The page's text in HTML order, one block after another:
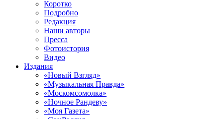
Коротко
Подробно
Редакция
Наши авторы
Пресса
Фотоистория
Видео
Издания
«Новый Взгляд»
«Музыкальная Правда»
«Москомсомолка»
«Ночное Рандеву»
«Моя Газета»